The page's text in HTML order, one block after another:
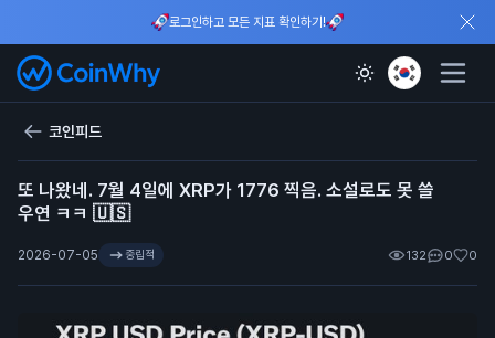
로그인하고 모든 지표 확인하기!
코인피드
또 나왔네. 7월 4일에 XRP가 1776 찍음. 소설로도 못 쓸
우연 ㅋㅋ 🇺🇸
2026-07-05 중립적 132 0 0